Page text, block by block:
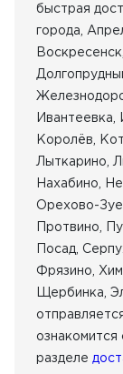
быстрая
города,
Ивантеевка,
Королёв,
Лыткарино,
Нахабино,
Орехово-
Протвино,
Посад,
Фрязино,
Щербинка,
разделе